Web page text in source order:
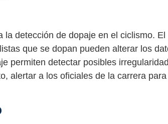
la detección de dopaje en el ciclismo. El
que se dopan pueden alterar los
permiten detectar posibles
alertar a los oficiales de la carrera